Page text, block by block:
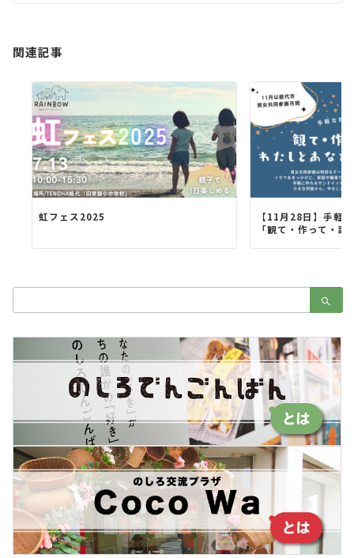
関連記事
虹フェス2025
【11月28日】手軽
「観て・作って・
索：